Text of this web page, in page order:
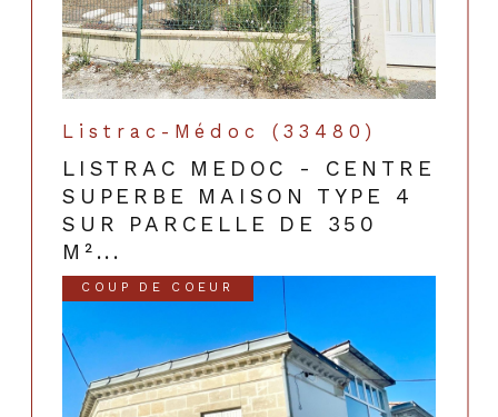
Listrac-Médoc (33480)
LISTRAC MEDOC - CENTRE
SUPERBE MAISON TYPE 4
SUR PARCELLE DE 350
M²...
COUP DE COEUR